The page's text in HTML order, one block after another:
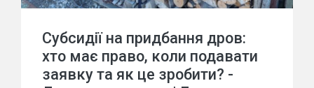
Субсидії на придбання дров:
хто має право, коли подавати
заявку та як це зробити? -